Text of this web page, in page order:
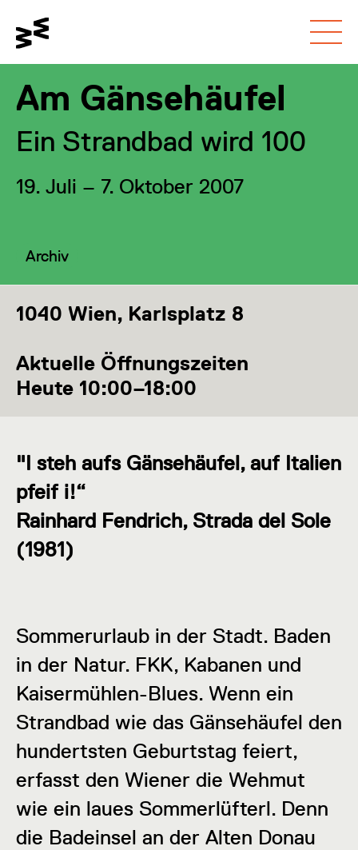
Am Gänsehäufel
Ein Strandbad wird 100
19. Juli – 7. Oktober 2007
Kategorie:
Archiv
1040 Wien, Karlsplatz 8
Aktuelle Öffnungszeiten
Heute 10:00–18:00
"I steh aufs Gänsehäufel, auf Italien
pfeif i!“
Rainhard Fendrich, Strada del Sole
(1981)
Sommerurlaub in der Stadt. Baden
in der Natur. FKK, Kabanen und
Kaisermühlen-Blues. Wenn ein
Strandbad wie das Gänsehäufel den
hundertsten Geburtstag feiert,
erfasst den Wiener die Wehmut
wie ein laues Sommerlüfterl. Denn
die Badeinsel an der Alten Donau